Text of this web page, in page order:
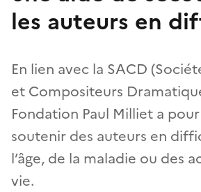
les auteurs en
En lien avec la SACD
et Compositeurs
Fondation Paul Milliet a
soutenir des auteurs en
l’âge, de la maladie ou des
vie.